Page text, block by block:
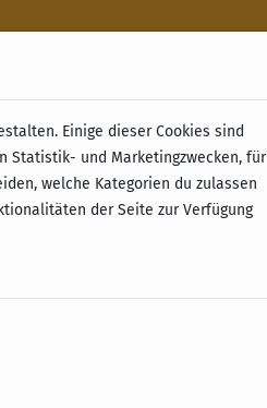
30 Tage Rückgabe
(EN)
Einige dieser Cookies sind
Statistik- und Marketingzwecken, für
welche Kategorien du zulassen
der Seite zur Verfügung